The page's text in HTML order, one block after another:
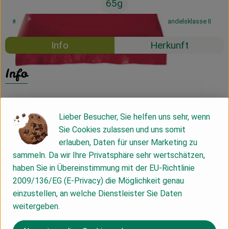
65g
#33037 Handelsklasse II
Info Herkunft
Info
Produktinformationen
Zutaten
Nährwert-Info
Lieber Besucher, Sie helfen uns sehr, wenn
Sie Cookies zulassen und uns somit
erlauben, Daten für unser Marketing zu
sammeln. Da wir Ihre Privatsphäre sehr wertschätzen,
haben Sie in Übereinstimmung mit der EU-Richtlinie
2009/136/EG (E-Privacy) die Möglichkeit genau
einzustellen, an welche Dienstleister Sie Daten
weitergeben.